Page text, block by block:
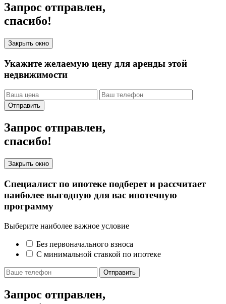
Запрос отправлен,
спасибо!
Закрыть окно
Укажите желаемую цену для аренды этой
недвижимости
Отправить
Запрос отправлен,
спасибо!
Закрыть окно
Специалист по ипотеке подберет и рассчитает
наиболее выгодную для вас ипотечную
программу
Выберите наиболее важное условие
Без первоначального взноса
С минимальной ставкой по ипотеке
Отправить
Запрос отправлен,